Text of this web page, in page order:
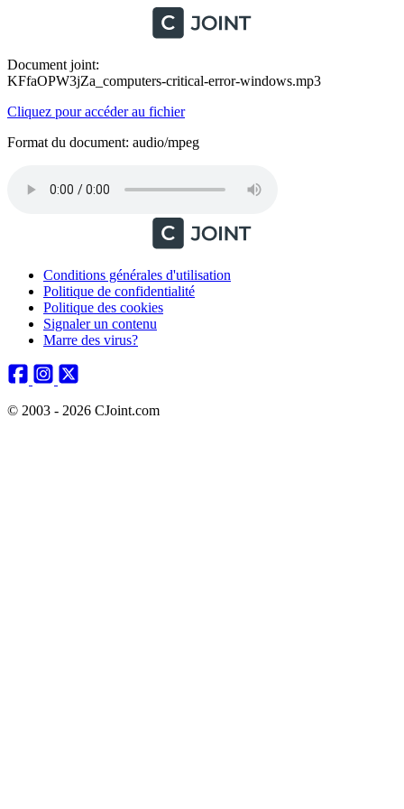
Document joint:
KFfaOPW3jZa_computers-critical-error-windows.mp3
Cliquez pour accéder au fichier
Format du document: audio/mpeg
Conditions générales d'utilisation
Politique de confidentialité
Politique des cookies
Signaler un contenu
Marre des virus?
© 2003 - 2026 CJoint.com